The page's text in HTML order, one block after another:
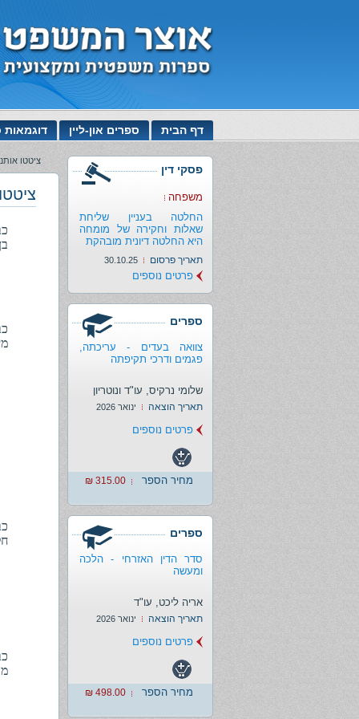
דף הבית ספרים און-ליין דוגמאות
פסקי דין
משפחה
החלטה בעניין שליחת
שאלות וחקירה של מומחה
היא החלטה דיונית מובהקת
תאריך פרסום 30.10.25
פרטים נוספים
ספרים
צוואה בעדים - עריכתה,
פגמים ודרכי תקיפתה
שלומי נרקיס, עו"ד ונוטריון
תאריך הוצאה ינואר 2026
מחיר הספר 315.00 ₪
פרטים נוספים
ספרים
סדר הדין האזרחי - הלכה
ומעשה
אריה ליכט, עו"ד
תאריך הוצאה ינואר 2026
מחיר הספר 498.00 ₪
פרטים נוספים
ציטטו